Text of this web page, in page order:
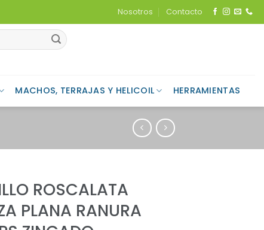
Nosotros Contacto
MACHOS, TERRAJAS Y HELICOIL HERRAMIENTAS
ROSCALATA
PLANA RANURA